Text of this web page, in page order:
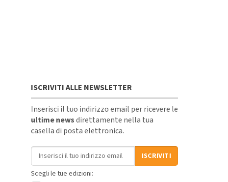
ISCRIVITI ALLE NEWSLETTER
Inserisci il tuo indirizzo email per ricevere le
ultime newsdirettamente nella tua
casella di posta elettronica.
Indirizzo email
ISCRIVITI
Scegli le tue edizioni: